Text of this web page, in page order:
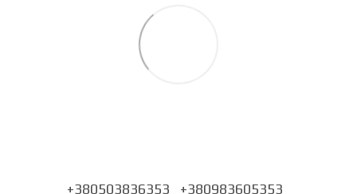
+380503836353 +380983605353